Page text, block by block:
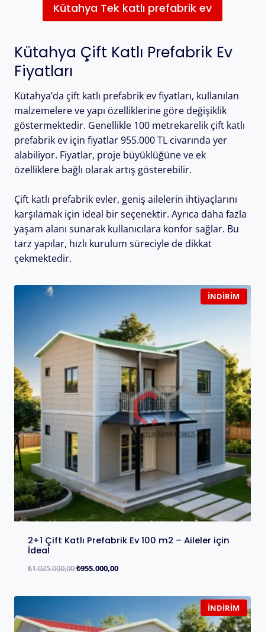
Kütahya Tek katlı prefabrik ev
Kütahya Çift Katlı Prefabrik Ev
Fiyatları
Kütahya’da çift katlı prefabrik ev fiyatları, kullanılan
malzemelere ve yapı özelliklerine göre değişiklik
göstermektedir. Genellikle 100 metrekarelik çift katlı
prefabrik ev için fiyatlar 955.000 TL civarında yer
alabiliyor. Fiyatlar, proje büyüklüğüne ve ek
özelliklere bağlı olarak artış gösterebilir.
Çift katlı prefabrik evler, geniş ailelerin ihtiyaçlarını
karşılamak için ideal bir seçenektir. Ayrıca daha fazla
yaşam alanı sunarak kullanıcılara konfor sağlar. Bu
tarz yapılar, hızlı kurulum süreciyle de dikkat
çekmektedir.
İNDIRIM
2+1 Çift Katlı Prefabrik Ev 100 m2 – Aileler için
İdeal
₺1.025.000,00₺955.000,00
İNDIRIM